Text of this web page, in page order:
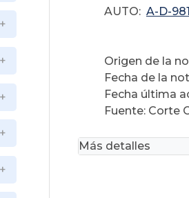
AUTO: A-D-
Origen de la
Fecha de la
Fecha última
Fuente: Corte
Más detalles